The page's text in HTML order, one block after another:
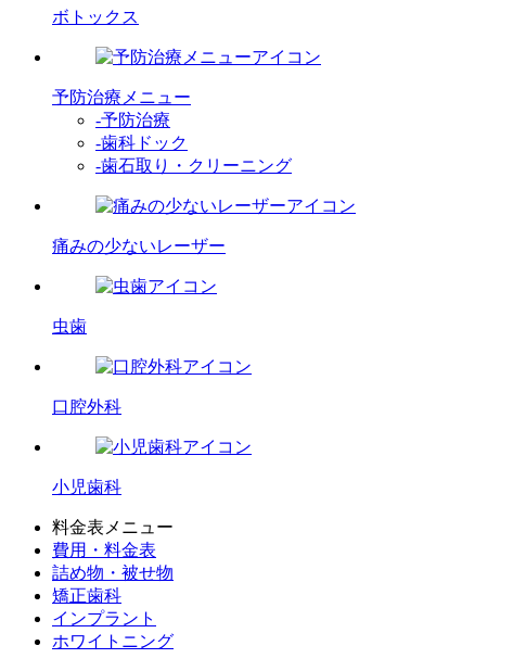
ボトックス
予防治療メニュー
-予防治療
-歯科ドック
-歯石取り・クリーニング
痛みの少ないレーザー
虫歯
口腔外科
小児歯科
料金表メニュー
費用・料金表
詰め物・被せ物
矯正歯科
インプラント
ホワイトニング